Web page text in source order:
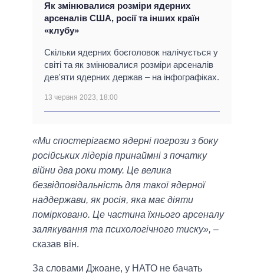
Як змінювалися розміри ядерних
арсеналів США, росії та інших країн
«клубу»
Скільки ядерних боєголовок налічується у
світі та як змінювалися розміри арсеналів
дев'яти ядерних держав – на інфографіках.
13 червня 2023, 18:00
«Ми спостерігаємо ядерні погрози з боку
російських лідерів принаймні з початку
війни два роки тому. Це велика
безвідповідальність для такої ядерної
наддержави, як росія, яка має діяти
помірковано. Це частина їхнього арсеналу
залякування та психологічного тиску», –
сказав він.
За словами Джоане, у НАТО не бачать